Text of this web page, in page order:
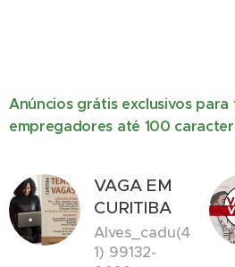
Anúncios grátis exclusivos
empregadores até 100
VAGA EM
CURITIBA
Alves_cadu(4
1) 99132-